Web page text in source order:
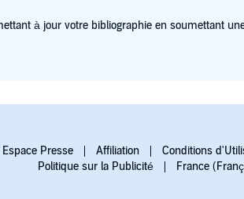
à jour votre bibliographie en soumettant
Espace Presse Affiliation Conditions
Politique sur la Publicité
France